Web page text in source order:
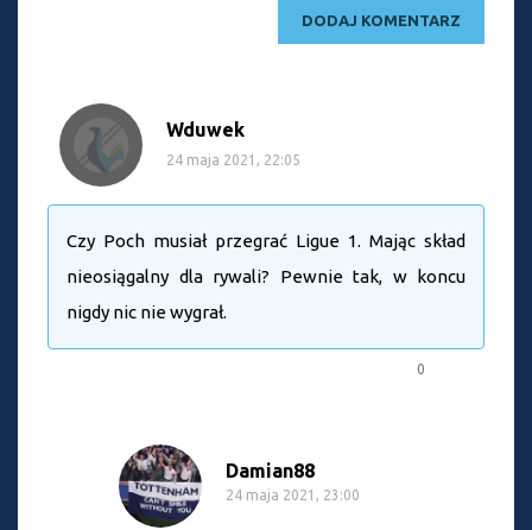
Wduwek
24 maja 2021, 22:05
Czy Poch musiał przegrać Ligue 1. Mając skład
nieosiągalny dla rywali? Pewnie tak, w koncu
nigdy nic nie wygrał.
0
Damian88
24 maja 2021, 23:00